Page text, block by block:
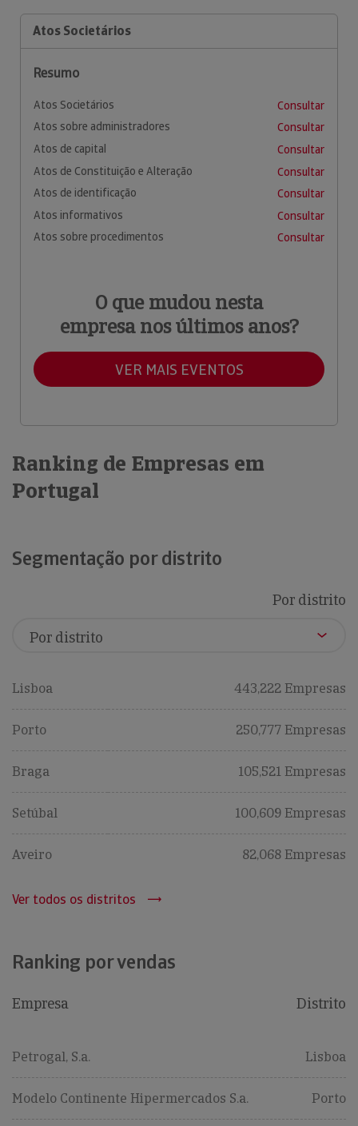
Atos Societários
Resumo
Atos Societários
Consultar
Atos sobre administradores
Consultar
Atos de capital
Consultar
Atos de Constituição e Alteração
Consultar
Atos de identificação
Consultar
Atos informativos
Consultar
Atos sobre procedimentos
Consultar
O que mudou nesta
empresa nos últimos anos?
VER MAIS EVENTOS
Ranking de Empresas em
Portugal
Segmentação por distrito
Por distrito
Lisboa 443,222 Empresas
Porto 250,777 Empresas
Braga 105,521 Empresas
Setúbal 100,609 Empresas
Aveiro 82,068 Empresas
Ver todos os distritos
Ranking por vendas
Empresa Distrito
Petrogal, S.a. Lisboa
Modelo Continente Hipermercados S.a. Porto